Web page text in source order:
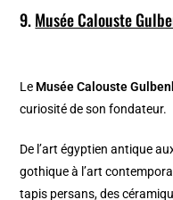
9.Musée Calouste
Le Musée Calouste
curiosité de son fondateur.
De l’art égyptien antique
gothique à l’art
tapis persans, des